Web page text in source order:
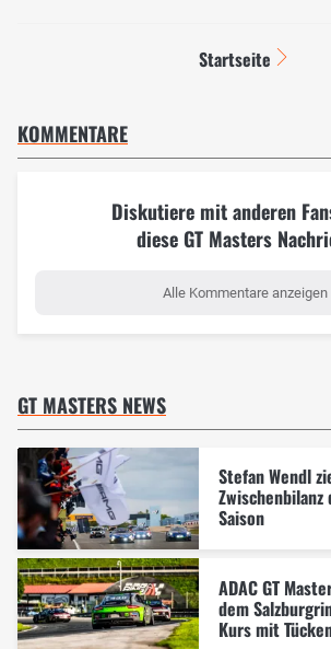
Startseite
KOMMENTARE
Diskutiere mit anderen
diese GT Masters
Alle Kommentare anzeigen
GT MASTERS NEWS
Stefan Wendl
Saison
ADAC GT
dem
Kurs mit